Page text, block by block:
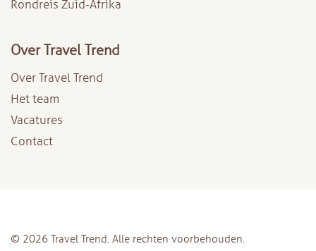
Rondreis Zuid-Afrika
Over Travel Trend
Over Travel Trend
Het team
Vacatures
Contact
© 2026 Travel Trend. Alle rechten voorbehouden.